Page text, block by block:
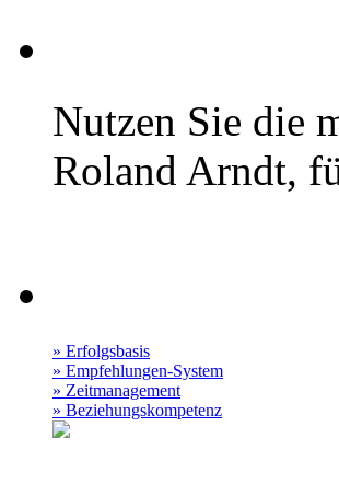
Nutzen Sie die
Roland Arndt,
» Erfolgsbasis
» Empfehlungen-System
» Zeitmanagement
» Beziehungskompetenz